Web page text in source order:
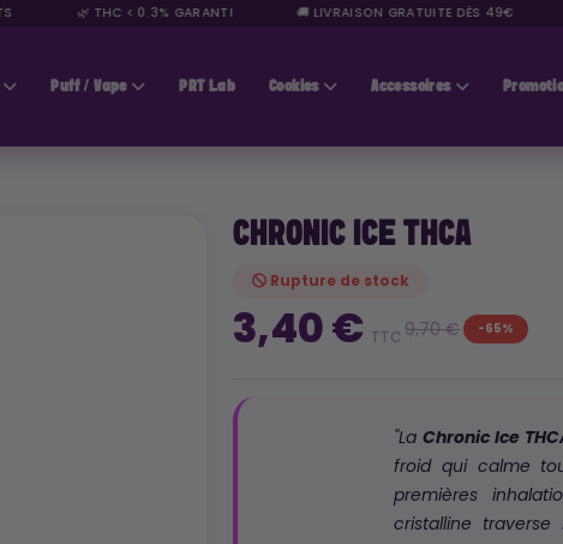
🌿 THC < 0.3% GARANTI 🚚 LIVRAISON GRATUITE DÈS 49€
Puff / Vape PRT Lab Cookies Accessoires
CHRONIC ICE THCA
Rupture de stock
3,40 € TTC 9,70 € -65%
"LaChronic Ice
froid qui calme
premières
cristalline traverse